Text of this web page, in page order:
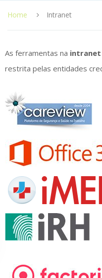
Home Intranet
As ferramentas na intranet
restrita pelas entidades